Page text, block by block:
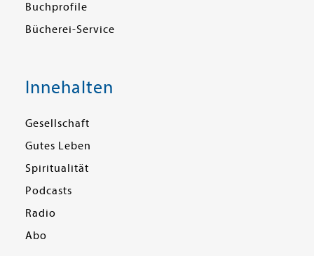
Buchprofile
Bücherei-Service
Innehalten
Gesellschaft
Gutes Leben
Spiritualität
Podcasts
Radio
Abo